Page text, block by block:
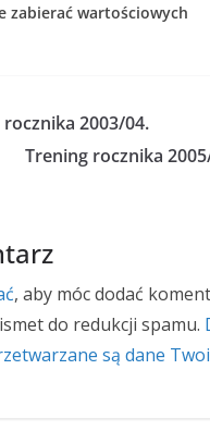
zabierać wartościowych
2003/04.
Trening rocznika
, aby móc dodać
do redukcji spamu.
są dane